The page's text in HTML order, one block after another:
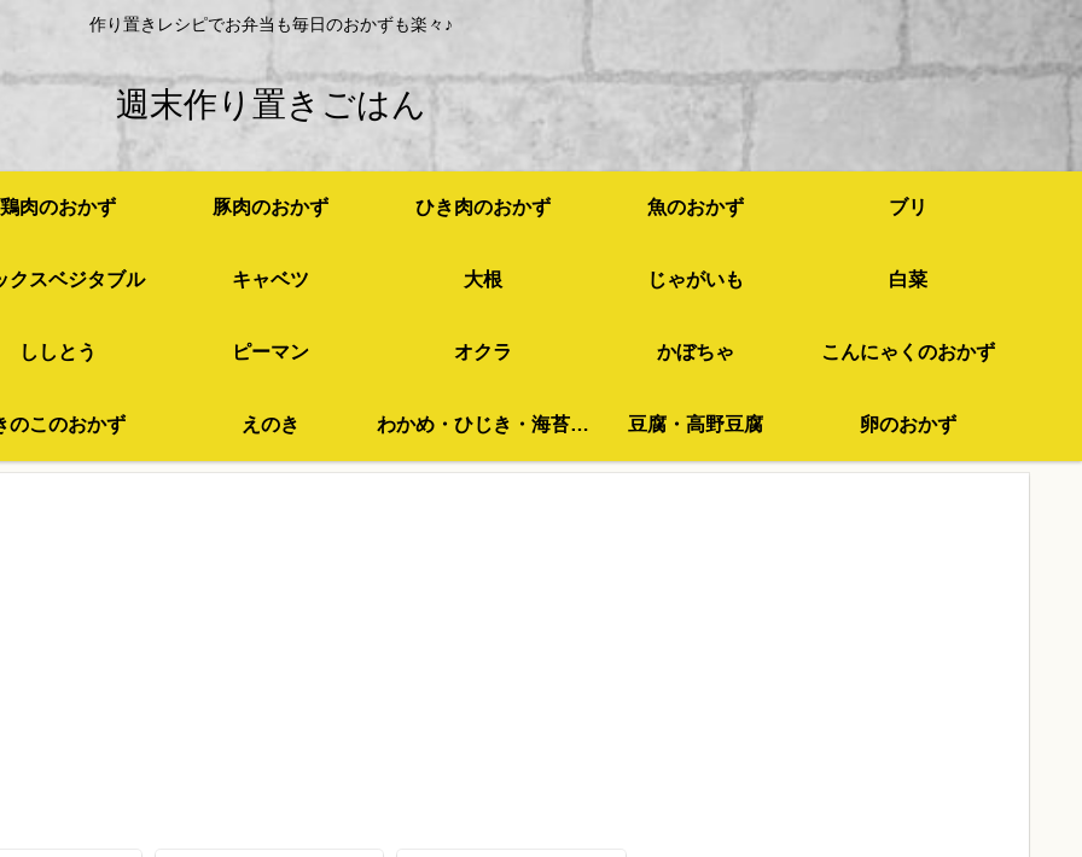
作り置きレシピでお弁当も毎日のおかずも楽々♪
週末作り置きごはん
鶏肉のおかず 豚肉のおかず ひき肉のおかず 魚のおかず ブリ
クスベジタブル キャベツ 大根 じゃがいも 白菜
ししとう ピーマン オクラ かぼちゃ こんにゃくのおかず
のこのおかず えのき わかめ・ひじき・海苔など 豆腐・高野豆腐 卵のおかず